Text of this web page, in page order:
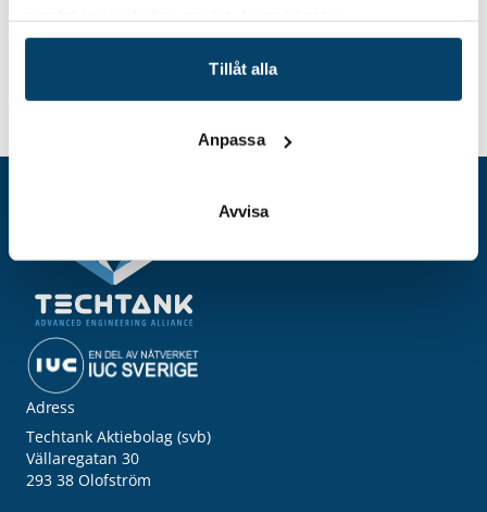
Tillåt alla
Anpassa
Avvisa
Nätverksträff: Produktionschefer
Adress
Techtank Aktiebolag (svb)
Vällaregatan 30
293 38 Olofström